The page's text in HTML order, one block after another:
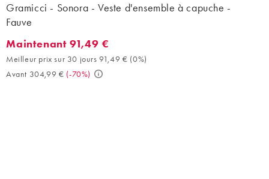
Gramicci - Sonora - Veste d'ensemble à capuche -
Fauve
Maintenant 91,49 €. Meilleur prix sur 30 jours 91,49 € (0%).
Maintenant 91,49 €
Meilleur prix sur 30 jours 91,49 € (0%)
Avant 304,99 € (-70%)